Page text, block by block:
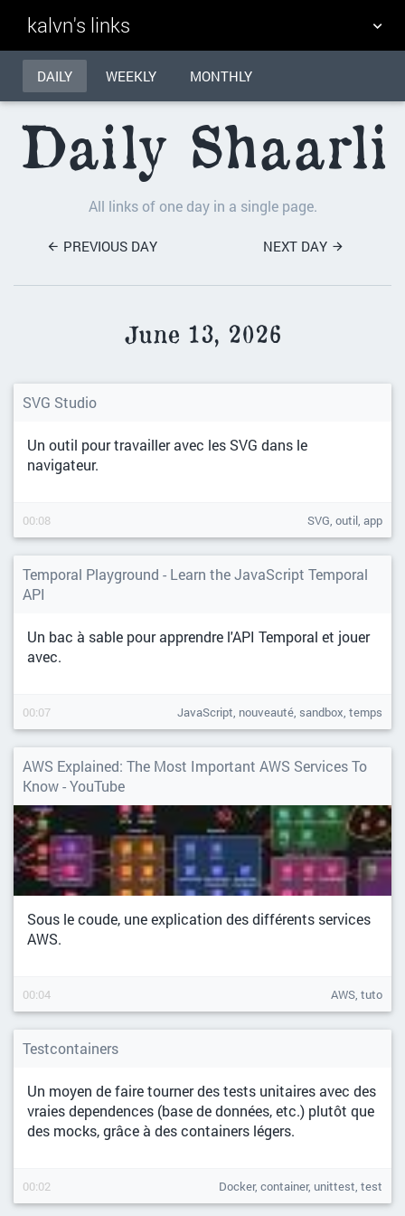
kalvn's links
TAG CLOUD PICTURE WALL
DAILY
DAILY WEEKLY MONTHLY
Daily Shaarli
All links of one day in a single page.
PREVIOUS DAY NEXT DAY
June 13, 2026
SVG Studio
Un outil pour travailler avec les SVG dans le
navigateur.
00:08 SVG, outil, app
Temporal Playground - Learn the JavaScript Temporal
API
Un bac à sable pour apprendre l'API Temporal et jouer
avec.
00:07 JavaScript, nouveauté, sandbox, temps
AWS Explained: The Most Important AWS Services To
Know - YouTube
Sous le coude, une explication des différents services
AWS.
00:04 AWS, tuto
Testcontainers
Un moyen de faire tourner des tests unitaires avec des
vraies dependences (base de données, etc.) plutôt que
des mocks, grâce à des containers légers.
00:02 Docker, container, unittest, test